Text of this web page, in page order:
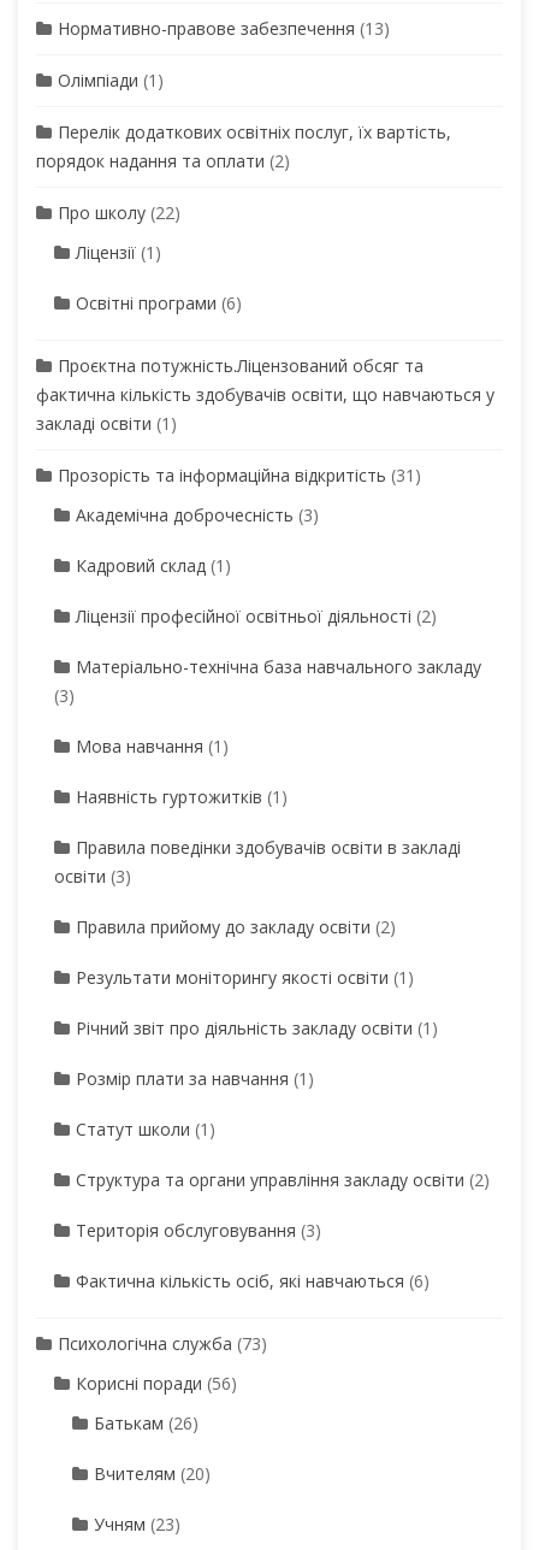
Нормативно-правове забезпечення (13)
Олімпіади (1)
Перелік додаткових освітніх послуг, їх вартість,
порядок надання та оплати (2)
Про школу (22)
Ліцензії (1)
Освітні програми (6)
Проєктна потужність.Ліцензований обсяг та
фактична кількість здобувачів освіти, що навчаються у
закладі освіти (1)
Прозорість та інформаційна відкритість (31)
Академічна доброчесність (3)
Кадровий склад (1)
Ліцензії професійної освітньої діяльності (2)
Матеріально-технічна база навчального закладу
(3)
Мова навчання (1)
Наявність гуртожитків (1)
Правила поведінки здобувачів освіти в закладі
освіти (3)
Правила прийому до закладу освіти (2)
Результати моніторингу якості освіти (1)
Річний звіт про діяльність закладу освіти (1)
Розмір плати за навчання (1)
Статут школи (1)
Структура та органи управління закладу освіти (2)
Територія обслуговування (3)
Фактична кількість осіб, які навчаються (6)
Психологічна служба (73)
Корисні поради (56)
Батькам (26)
Вчителям (20)
Учням (23)